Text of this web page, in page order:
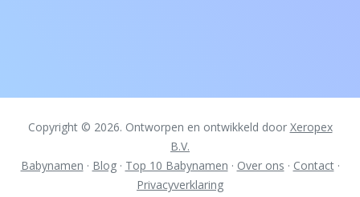
Copyright © 2026. Ontworpen en ontwikkeld door Xeropex
B.V.
Babynamen · Blog· Top 10 Babynamen · Over ons · Contact·
Privacyverklaring